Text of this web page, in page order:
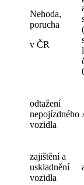
Nehoda,
porucha
v ČR
odtažení
nepojízdného
vozidla
zajištění a
uskladnění
vozidla